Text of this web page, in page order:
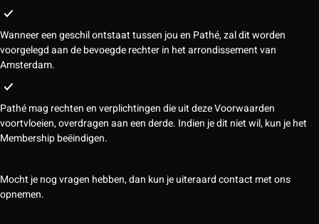
Wanneer een geschil ontstaat tussen jou en Pathé, zal dit worden
voorgelegd aan de bevoegde rechter in het arrondissement van
Amsterdam.
Pathé mag rechten en verplichtingen die uit deze Voorwaarden
voortvloeien, overdragen aan een derde. Indien je dit niet wil, kun je het
Membership beëindigen.
Mocht je nog vragen hebben, dan kun je uiteraard contact met ons
opnemen.